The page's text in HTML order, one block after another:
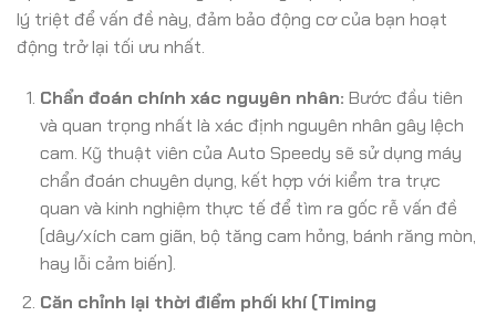
lý triệt để vấn đề này, đảm bảo động cơ của bạn hoạt
động trở lại tối ưu nhất.
Chẩn đoán chính xác nguyên nhân: Bước đầu tiên
và quan trọng nhất là xác định nguyên nhân gây lệch
cam. Kỹ thuật viên của Auto Speedy sẽ sử dụng máy
chẩn đoán chuyên dụng, kết hợp với kiểm tra trực
quan và kinh nghiệm thực tế để tìm ra gốc rễ vấn đề
(dây/xích cam giãn, bộ tăng cam hỏng, bánh răng mòn,
hay lỗi cảm biến).
Căn chỉnh lại thời điểm phối khí (Timing